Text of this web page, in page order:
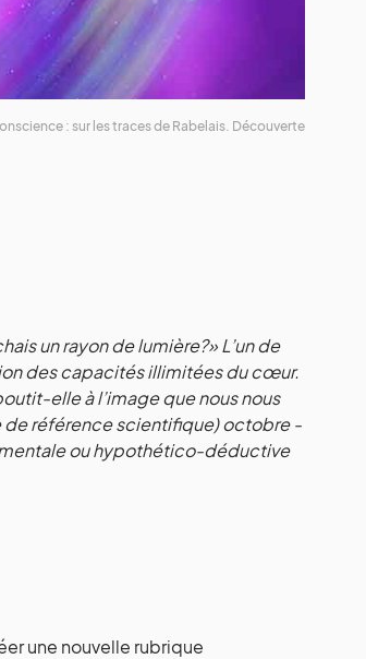
: sur les traces de Rabelais. Découverte
un rayon de lumière?» L’un de
des capacités illimitées du cœur.
elle à l’image que nous nous
de référence scientifique) octobre -
ou hypothético-déductive
une nouvelle rubrique